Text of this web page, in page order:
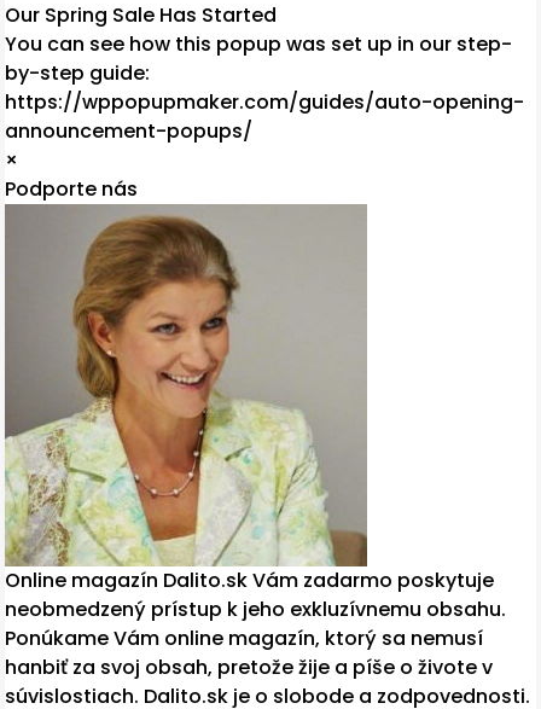
Our Spring Sale Has Started
You can see how this popup was set up in our step-
by-step guide:
https://wppopupmaker.com/guides/auto-opening-
announcement-popups/
×
Podporte nás
Online magazín Dalito.sk Vám zadarmo poskytuje
neobmedzený prístup k jeho exkluzívnemu obsahu.
Ponúkame Vám online magazín, ktorý sa nemusí
hanbiť za svoj obsah, pretože žije a píše o živote v
súvislostiach. Dalito.sk je o slobode a zodpovednosti.